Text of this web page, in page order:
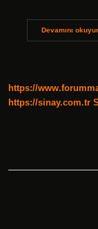
Devamını
https://
https://sinay.com.tr